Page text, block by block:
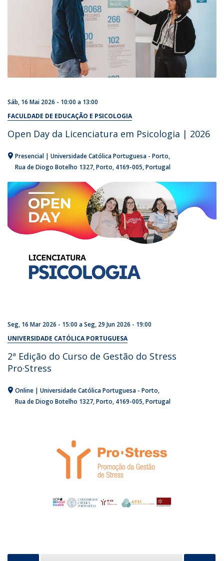
Sáb, 16 Mai 2026 - 10:00 a 13:00
FACULDADE DE EDUCAÇÃO E PSICOLOGIA
Open Day da Licenciatura em Psicologia | 2026
Presencial | Universidade Católica Portuguesa - Porto
Rua de Diogo Botelho 1327 Porto 4169-005 Portugal
Seg, 16 Mar 2026 - 15:00 aSeg, 29 Jun 2026 - 19:00
UNIVERSIDADE CATÓLICA PORTUGUESA
2ª Edição do Curso de Gestão do Stress
Pro·Stress
Online | Universidade Católica Portuguesa - Porto
Rua de Diogo Botelho 1327 Porto 4169-005 Portugal